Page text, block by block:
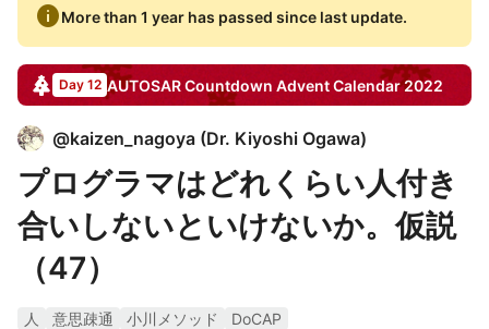
infoMore than 1 year has passed since last update.
Day 12 AUTOSAR Countdown Advent Calendar 2022
@kaizen_nagoya (Dr. Kiyoshi Ogawa)
プログラマはどれくらい人付き
合いしないといけないか。仮説
（47）
人 意思疎通 小川メソッド
DoCAP